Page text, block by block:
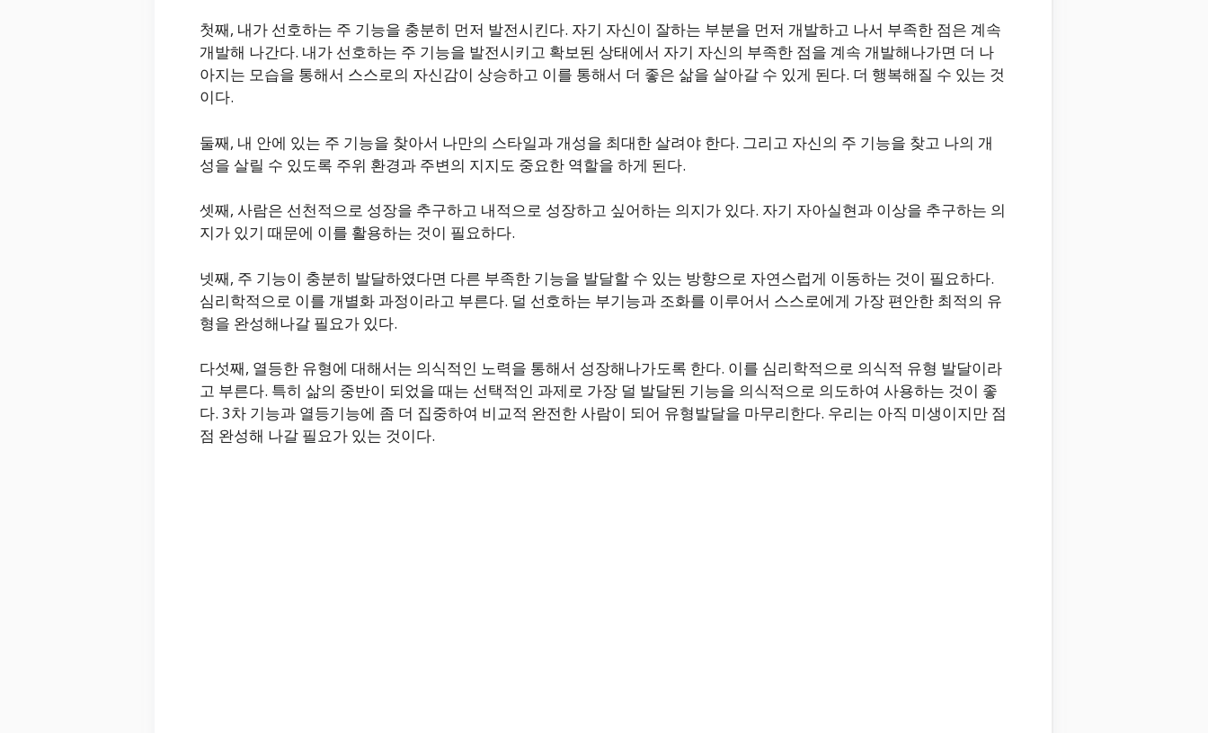
첫째, 내가 선호하는 주 기능을 충분히 먼저 발전시킨다. 자기 자신이 잘하는 부분을 먼저 개발하고 나서 부족한 점은 계속
개발해 나간다. 내가 선호하는 주 기능을 발전시키고 확보된 상태에서 자기 자신의 부족한 점을 계속 개발해나가면 더 나
아지는 모습을 통해서 스스로의 자신감이 상승하고 이를 통해서 더 좋은 삶을 살아갈 수 있게 된다. 더 행복해질 수 있는 것
이다.
둘째, 내 안에 있는 주 기능을 찾아서 나만의 스타일과 개성을 최대한 살려야 한다. 그리고 자신의 주 기능을 찾고 나의 개
성을 살릴 수 있도록 주위 환경과 주변의 지지도 중요한 역할을 하게 된다.
셋째, 사람은 선천적으로 성장을 추구하고 내적으로 성장하고 싶어하는 의지가 있다. 자기 자아실현과 이상을 추구하는 의
지가 있기 때문에 이를 활용하는 것이 필요하다.
넷째, 주 기능이 충분히 발달하였다면 다른 부족한 기능을 발달할 수 있는 방향으로 자연스럽게 이동하는 것이 필요하다.
심리학적으로 이를 개별화 과정이라고 부른다. 덜 선호하는 부기능과 조화를 이루어서 스스로에게 가장 편안한 최적의 유
형을 완성해나갈 필요가 있다.
다섯째, 열등한 유형에 대해서는 의식적인 노력을 통해서 성장해나가도록 한다. 이를 심리학적으로 의식적 유형 발달이라
고 부른다. 특히 삶의 중반이 되었을 때는 선택적인 과제로 가장 덜 발달된 기능을 의식적으로 의도하여 사용하는 것이 좋
다. 3차 기능과 열등기능에 좀 더 집중하여 비교적 완전한 사람이 되어 유형발달을 마무리한다. 우리는 아직 미생이지만 점
점 완성해 나갈 필요가 있는 것이다.